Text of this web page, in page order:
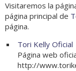
Visitaremos la
página principal de
página.
Tori Kelly Oficial
Página web
http://